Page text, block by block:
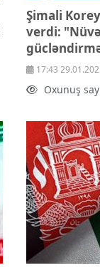
Şimali
verdi: "Nüvə
17:43
Oxunuş